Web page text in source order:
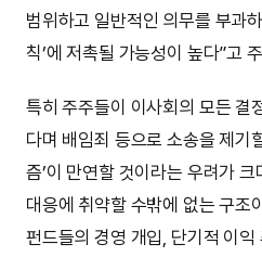
범위하고 일반적인 의무를 부과
칙’에 저촉될 가능성이 높다”고
특히 주주들이 이사회의 모든 결
다며 배임죄 등으로 소송을 제기
즘’이 만연할 것이라는 우려가 크
대응에 취약할 수밖에 없는 구조
펀드들의 경영 개입, 단기적 이